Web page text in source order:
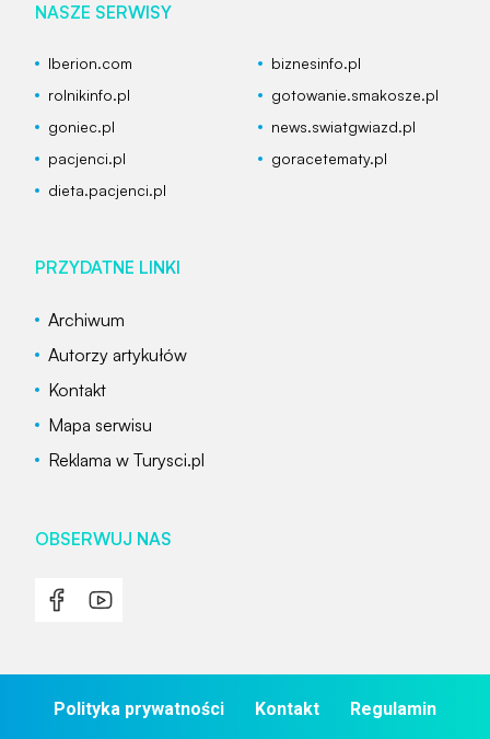
NASZE SERWISY
Iberion.com
biznesinfo.pl
rolnikinfo.pl
gotowanie.smakosze.pl
goniec.pl
news.swiatgwiazd.pl
pacjenci.pl
goracetematy.pl
dieta.pacjenci.pl
PRZYDATNE LINKI
Archiwum
Autorzy artykułów
Kontakt
Mapa serwisu
Reklama w Turysci.pl
OBSERWUJ NAS
Polityka prywatności Kontakt Regulamin